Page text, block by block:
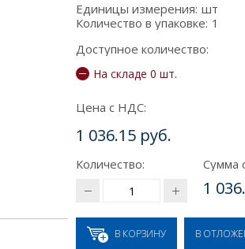
Единицы измерения: шт
Количество в упаковке: 1
Доступное количество:
На складе 0 шт.
Цена с НДС:
1 036.15 руб.
Количество: Сумма
1
В КОРЗИНУ В